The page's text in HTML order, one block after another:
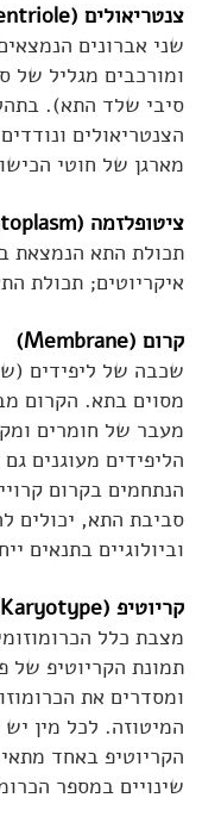
צנטריאולים (Centriole)
שני אברונים
ומורכבים מגליל של
סיבי שלד התא).
הצנטריאולים
מארגן של חוטי
ציטופלזמה (Cytoplasm)
תכולת התא הנמצאת
איקריוטים; תכולת
קרום (Membrane)
שכבה של ליפידים
מסוים בתא. הקרום
מעבר של חומרים
הליפידים מעוגנים
הנתחמים בקרום
סביבת התא, יכולים
וביולוגיים בתנאים
קריוטיפ (Karyotype)
מצבת כלל
תמונת הקריוטיפ של
ומסדרים את
המיטוזה. לכל מין
הקריוטיפ באחד
שינויים במספר